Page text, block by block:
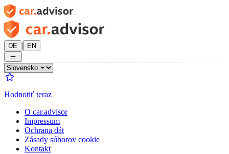
DE | EN
Hodnotiť teraz
O car.advisor
Impressum
Ochrana dát
Zásady súborov cookie
Kontakt